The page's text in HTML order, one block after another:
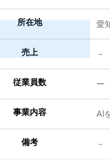
所在地 愛
売上 ​－
従業員数 ー
事業内容 AI
備考 ​－